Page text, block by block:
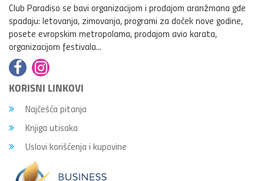
Club Paradiso se bavi organizacijom i prodajom aranžmana gde
spadaju: letovanja, zimovanja, programi za doček nove godine,
posete evropskim metropolama, prodajom avio karata,
organizacijom festivala...
KORISNI LINKOVI
Najčešća pitanja
Knjiga utisaka
Uslovi korišćenja i kupovine